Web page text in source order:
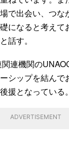
で出会い、つな
になると考えて
話す。
連機関の
シップを結んで
援となっている。
ADVERTISEMENT